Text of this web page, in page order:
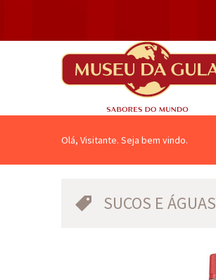
Olá, Visitante. Seja bem vindo.
SUCOS E ÁGUAS